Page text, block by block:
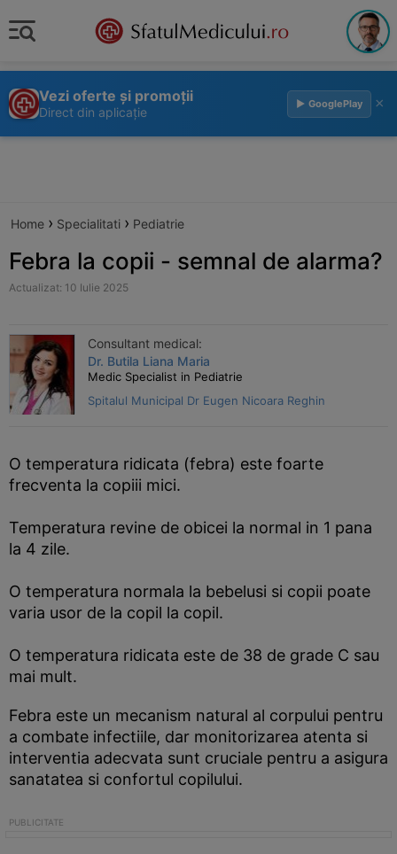
Vezi oferte și promoții
Direct din aplicație
▶ GooglePlay ×
Home › Specialitati › Pediatrie
Febra la copii - semnal de alarma?
Actualizat: 10 Iulie 2025
Consultant medical:
Dr. Butila Liana Maria
Medic Specialist in Pediatrie
Spitalul Municipal Dr Eugen Nicoara Reghin
O temperatura ridicata (febra) este foarte
frecventa la copiii mici.
Temperatura revine de obicei la normal in 1 pana
la 4 zile.
O temperatura normala la bebelusi si copii poate
varia usor de la copil la copil.
O temperatura ridicata este de 38 de grade C sau
mai mult.
Febra este un mecanism natural al corpului pentru
a combate infectiile, dar monitorizarea atenta si
interventia adecvata sunt cruciale pentru a asigura
sanatatea si confortul copilului.